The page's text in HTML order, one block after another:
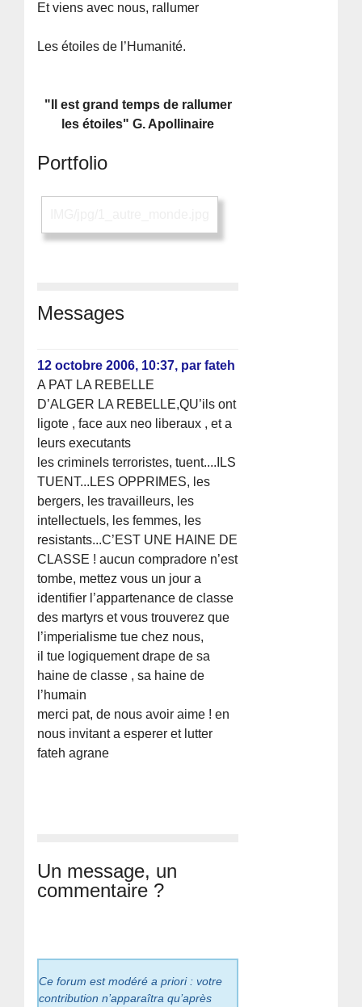
Et viens avec nous, rallumer
Les étoiles de l’Humanité.
"Il est grand temps de rallumer
les étoiles" G. Apollinaire
Portfolio
Messages
12 octobre 2006, 10:37, parfateh
A PAT LA REBELLE
D’ALGER LA REBELLE,QU’ils ont
ligote , face aux neo liberaux , et a
leurs executants
les criminels terroristes, tuent....ILS
TUENT...LES OPPRIMES, les
bergers, les travailleurs, les
intellectuels, les femmes, les
resistants...C’EST UNE HAINE DE
CLASSE ! aucun compradore n’est
tombe, mettez vous un jour a
identifier l’appartenance de classe
des martyrs et vous trouverez que
l’imperialisme tue chez nous,
il tue logiquement drape de sa
haine de classe , sa haine de
l’humain
merci pat, de nous avoir aime ! en
nous invitant a esperer et lutter
fateh agrane
Un message, un
commentaire ?
Ce forum est modéré a priori : votre
contribution n’apparaîtra qu’après